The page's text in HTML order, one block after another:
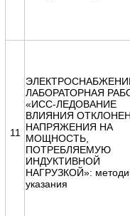
11
ЛАБОРАТОРНАЯ
«ИСС-ЛЕДОВАНИЕ
ВЛИЯНИЯ
НАПРЯЖЕНИЯ НА
МОЩНОСТЬ,
ПОТРЕБЛЯЕМУЮ
ИНДУКТИВНОЙ
НАГРУЗКОЙ»:
указания